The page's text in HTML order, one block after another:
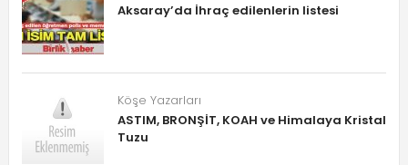
Aksaray’da İhraç edilenlerin listesi
Köşe Yazarları
ASTIM, BRONŞİT, KOAH ve Himalaya Kristal
Tuzu